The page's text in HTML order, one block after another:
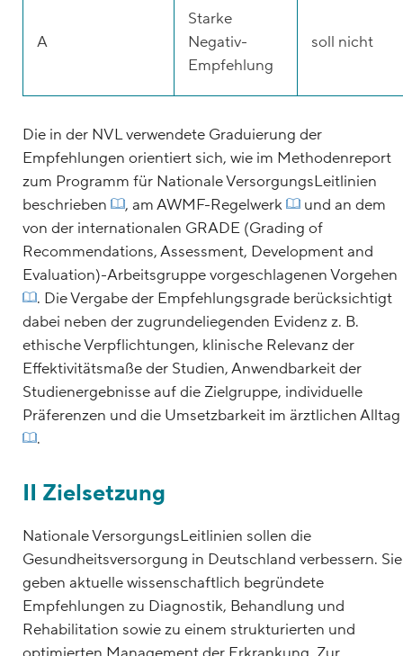
A
Starke
Negativ-
Empfehlung
soll nicht
Die in der NVL verwendete Graduierung der
Empfehlungen orientiert sich, wie im Methodenreport
zum Programm für Nationale VersorgungsLeitlinien
beschrieben
, am AWMF-Regelwerk
und an dem
von der internationalen GRADE (Grading of
Recommendations, Assessment, Development and
Evaluation)-Arbeitsgruppe vorgeschlagenen Vorgehen
. Die Vergabe der Empfehlungsgrade berücksichtigt
dabei neben der zugrundeliegenden Evidenz z. B.
ethische Verpflichtungen, klinische Relevanz der
Effektivitätsmaße der Studien, Anwendbarkeit der
Studienergebnisse auf die Zielgruppe, individuelle
Präferenzen und die Umsetzbarkeit im ärztlichen Alltag
.
II Zielsetzung
Nationale VersorgungsLeitlinien sollen die
Gesundheitsversorgung in Deutschland verbessern. Sie
geben aktuelle wissenschaftlich begründete
Empfehlungen zu Diagnostik, Behandlung und
Rehabilitation sowie zu einem strukturierten und